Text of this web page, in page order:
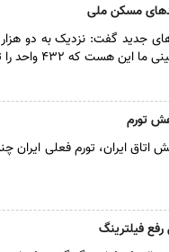
مسکن ملی
تورم
ایران، تورم فعلی ایران
فیلترینگ